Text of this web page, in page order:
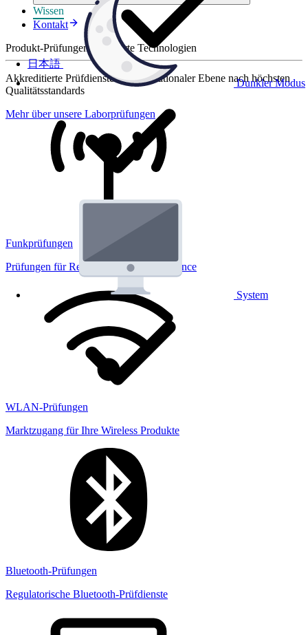
Dunkler Modus
System
日本語
Wissen
Kontakt
Produkt-Prüfungen für smarte Technologien
Akkreditierte Prüfdienste auf internationaler Ebene nach höchsten
Qualitätsstandards
Mehr über unsere Laborprüfungen
Funkprüfungen
Prüfungen für Regulatorik und Performance
WLAN-Prüfungen
Marktzugang für Ihre Wireless Produkte
Bluetooth-Prüfungen
Regulatorische Bluetooth-Prüfdienste